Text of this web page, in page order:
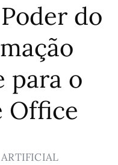
do
para o
Office